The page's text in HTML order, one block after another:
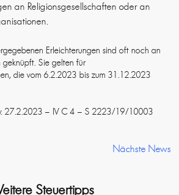
an Religionsgesellschaften oder an
Erleichterungen sind oft noch an
geknüpft. Sie gelten für
die vom 6.2.2023 bis zum 31.12.2023
27.2.2023 – IV C 4 – S 2223/19/10003
Nächste News
Steuertipps